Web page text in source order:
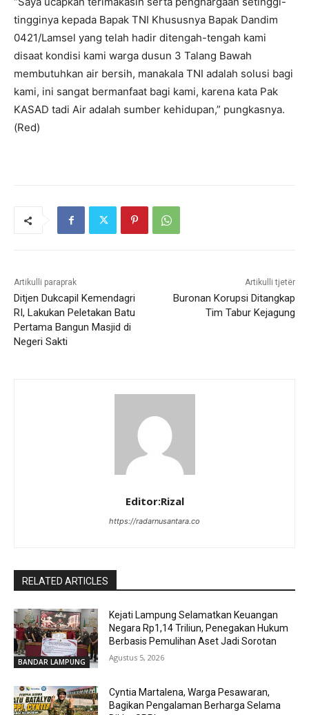
tingginya kepada Bapak TNI Khususnya Bapak Dandim
0421/Lamsel yang telah hadir ditengah-tengah kami
disaat kondisi kami warga dusun 3 Talang Bawah
membutuhkan air bersih, manakala TNI adalah solusi bagi
kami, ini sangat bermanfaat bagi kami, karena kata Pak
KASAD tadi Air adalah sumber kehidupan,” pungkasnya.
(Red)
Artikulli paraprak
Ditjen Dukcapil Kemendagri
RI, Lakukan Peletakan Batu
Pertama Bangun Masjid di
Negeri Sakti
Artikulli tjetër
Buronan Korupsi Ditangkap
Tim Tabur Kejagung
Editor:Rizal
https://radarnusantara.co
RELATED ARTICLES
BANDAR LAMPUNG
Kejati Lampung Selamatkan Keuangan
Negara Rp1,14 Triliun, Penegakan Hukum
Berbasis Pemulihan Aset Jadi Sorotan
Agustus 5, 2026
Cyntia Martalena, Warga Pesawaran,
Bagikan Pengalaman Berharga Selama